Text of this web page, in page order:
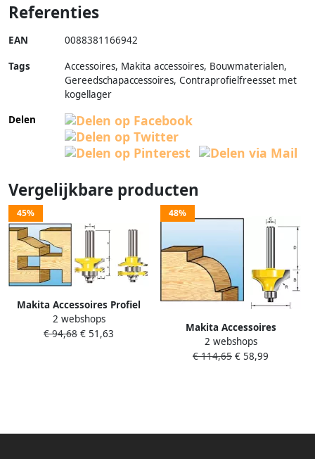
Referenties
EAN 0088381166942
Tags
Accessoires, Makita accessoires, Bouwmaterialen,
Gereedschapaccessoires, Contraprofielfreesset met
kogellager
Delen
Vergelijkbare producten
45%
Makita Accessoires Profiel
contrafrees+l. HM S12 D-
11916
2 webshops
€ 94,68 € 51,63
48%
Makita Accessoires
Kwartrondfr.+lag.HM R25 4
S=12 D-11380
2 webshops
€ 114,65 € 58,99